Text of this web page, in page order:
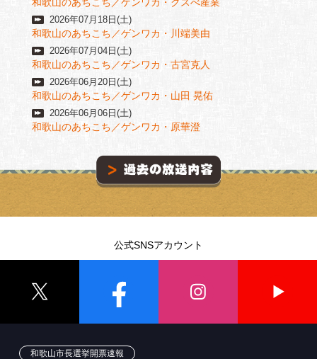
2026年07月18日(土)
和歌山のあちこち／ゲンワカ・川端美由
2026年07月04日(土)
和歌山のあちこち／ゲンワカ・古宮克人
2026年06月20日(土)
和歌山のあちこち／ゲンワカ・山田 晃佑
2026年06月06日(土)
和歌山のあちこち／ゲンワカ・原華澄
公式SNSアカウント
和歌山市長選挙開票速報